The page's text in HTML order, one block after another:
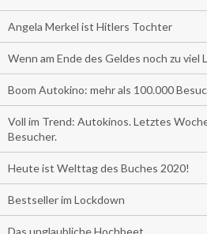
Angela Merkel ist Hitlers Tochter
Wenn am Ende des Geldes noch zu viel
Boom Autokino: mehr als 100.000
Voll im Trend: Autokinos. Letztes
Besucher.
Heute ist Welttag des Buches 2020!
Bestseller im Lockdown
Das unglaubliche Hochbeet